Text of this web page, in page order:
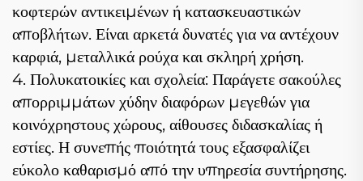
κοφτερών αντικειμένων ή κατασκευαστικών
αποβλήτων. Είναι αρκετά δυνατές για να αντέχουν
καρφιά, μεταλλικά ρούχα και σκληρή χρήση.
4. Πολυκατοικίες και σχολεία: Παράγετε σακούλες
απορριμμάτων χύδην διαφόρων μεγεθών για
κοινόχρηστους χώρους, αίθουσες διδασκαλίας ή
εστίες. Η συνεπής ποιότητά τους εξασφαλίζει
εύκολο καθαρισμό από την υπηρεσία συντήρησης.